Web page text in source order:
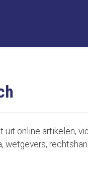
online artikelen,
wetgevers,